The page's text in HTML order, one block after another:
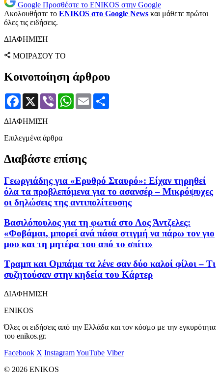
Google Προσθέστε το ENIKOS στην Google
Ακολουθήστε το ENIKOS στο Google News και μάθετε πρώτοι
όλες τις ειδήσεις.
ΔΙΑΦΗΜΙΣΗ
ΜΟΙΡΑΣΟΥ ΤΟ
Κοινοποίηση άρθρου
Facebook
X Viber WhatsApp
Email
ΔΙΑΦΗΜΙΣΗ
Επιλεγμένα άρθρα
Διαβάστε επίσης
Γεωργιάδης για «Ερυθρό Σταυρό»: Είχαν τηρηθεί
όλα τα προβλεπόμενα για το ασανσέρ – Μικρόψυχες
οι δηλώσεις της αντιπολίτευσης
Βασιλόπουλος για τη φωτιά στο Λος Άντζελες:
«Φοβάμαι, μπορεί ανά πάσα στιγμή να πάρω τον γιο
μου και τη μητέρα του από το σπίτι»
Τραμπ και Ομπάμα τα λένε σαν δύο καλοί φίλοι – Τι
συζητούσαν στην κηδεία του Κάρτερ
ΔΙΑΦΗΜΙΣΗ
ENIKOS
Όλες οι ειδήσεις από την Ελλάδα και τον κόσμο με την εγκυρότητα
του enikos.gr.
Facebook X InstagramYouTube Viber
© 2026 ENIKOS